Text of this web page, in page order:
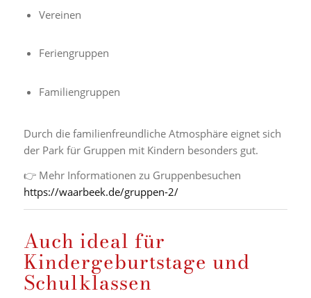
Vereinen
Feriengruppen
Familiengruppen
Durch die familienfreundliche Atmosphäre eignet sich
der Park für Gruppen mit Kindern besonders gut.
👉 Mehr Informationen zu Gruppenbesuchen
https://waarbeek.de/gruppen-2/
Auch ideal für
Kindergeburtstage und
Schulklassen